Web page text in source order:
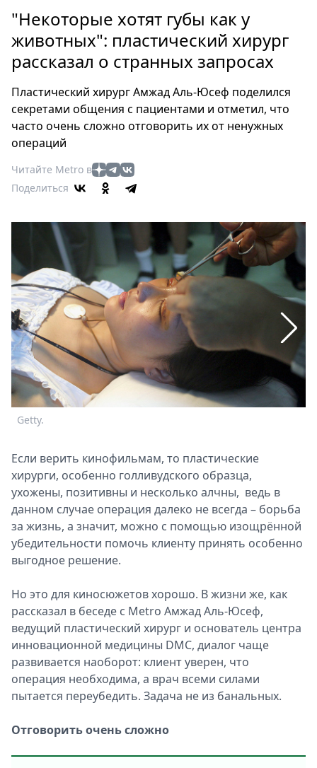
Россия
Мир
Здоровье
Туризм
Мода
Кино
Афиша
Книги
Выставки
Пресс-
релизы
О
Metro
Стримы
Спецпроекты
Звезды
Выборы
2026
Скачай
"Некоторые хотят губы как у
животных": пластический хирург
рассказал о странных запросах
Пластический хирург Амжад Аль-Юсеф поделился
секретами общения с пациентами и отметил, что
часто очень сложно отговорить их от ненужных
операций
Читайте Metro в
Поделиться
Getty.
Если верить кинофильмам, то пластические
хирурги, особенно голливудского образца,
ухожены, позитивны и несколько алчны, ведь в
данном случае операция далеко не всегда – борьба
за жизнь, а значит, можно с помощью изощрённой
убедительности помочь клиенту принять особенно
выгодное решение.
Но это для киносюжетов хорошо. В жизни же, как
рассказал в беседе с Metro Амжад Аль-Юсеф,
ведущий пластический хирург и основатель центра
инновационной медицины DMC, диалог чаще
развивается наоборот: клиент уверен, что
операция необходима, а врач всеми силами
пытается переубедить. Задача не из банальных.
Отговорить очень сложно